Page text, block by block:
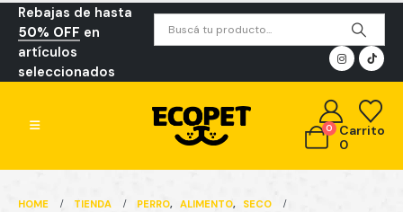
Rebajas de hasta
50% OFF en
artículos
seleccionados
0
Carrito
0
HOME TIENDA PERRO, ALIMENTO,
SECO